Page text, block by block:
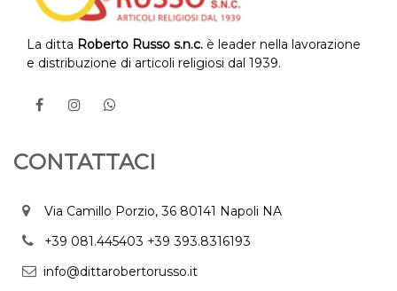
La ditta Roberto Russo s.n.c. è leader nella lavorazione
e distribuzione di articoli religiosi dal 1939.
CONTATTACI
Via Camillo Porzio, 36 80141 Napoli NA
+39 081.445403 +39 393.8316193
info@dittarobertorusso.it